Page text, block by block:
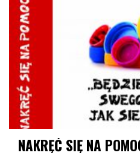
NAKRĘĆ SIĘ NA